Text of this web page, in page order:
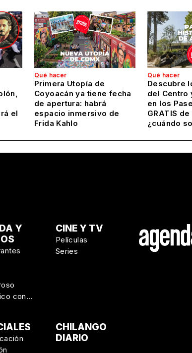
el
Qué hacer
Primera Utopía de
Coyoacán ya tiene fecha
de apertura: habrá
espacio inmersivo de
Frida Kahlo
Qué hacer
Descubre
del Centro
en los
GRATIS de
¿cuándo
Y
con...
CINE Y TV
Películas
Series
CHILANGO
DIARIO